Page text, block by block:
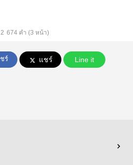
674 คำ (3 หน้า)
ร์ แชร์ Line it